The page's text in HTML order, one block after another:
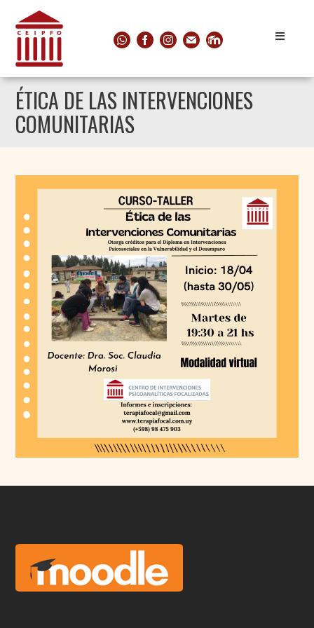
ÉTICA DE LAS INTERVENCIONES
COMUNITARIAS